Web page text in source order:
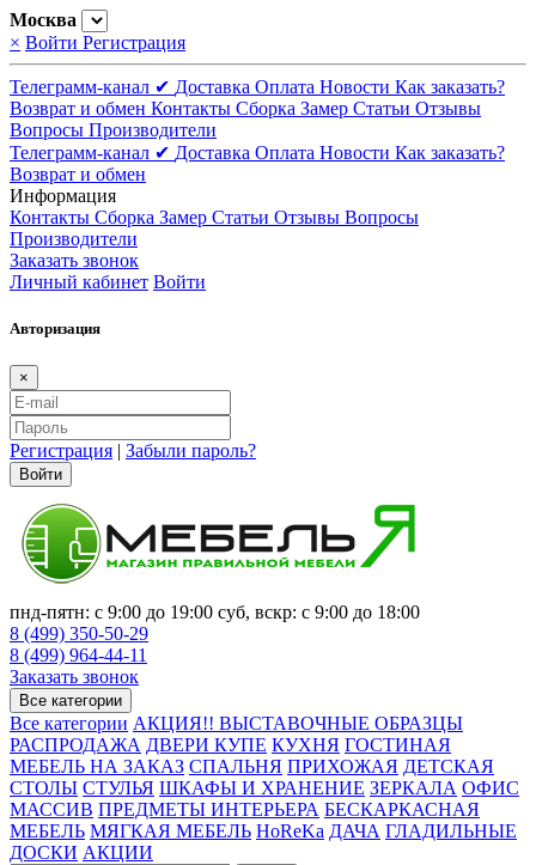
Москва
× Войти Регистрация
Телеграмм-канал ✔ Доставка Оплата Новости Как заказать?
Возврат и обмен Контакты Сборка Замер Статьи Отзывы
Вопросы Производители
Телеграмм-канал ✔ Доставка Оплата Новости Как заказать?
Возврат и обмен
Информация
Контакты Сборка Замер Статьи Отзывы Вопросы
Производители
Заказать звонок
Личный кабинет Войти
Авторизация
×
Регистрация | Забыли пароль?
Войти
пнд-пятн: с 9:00 до 19:00 суб, вскр: с 9:00 до 18:00
8 (499) 350-50-29
8 (499) 964-44-11
Заказать звонок
Все категории
Все категории АКЦИЯ!! ВЫСТАВОЧНЫЕ ОБРАЗЦЫ
РАСПРОДАЖА ДВЕРИ КУПЕ КУХНЯ ГОСТИНАЯ
МЕБЕЛЬ НА ЗАКАЗ СПАЛЬНЯ ПРИХОЖАЯ ДЕТСКАЯ
СТОЛЫ СТУЛЬЯ ШКАФЫ И ХРАНЕНИЕ ЗЕРКАЛА ОФИС
МАССИВ ПРЕДМЕТЫ ИНТЕРЬЕРА БЕСКАРКАСНАЯ
МЕБЕЛЬ МЯГКАЯ МЕБЕЛЬ HoReKa ДАЧА ГЛАДИЛЬНЫЕ
ДОСКИ АКЦИИ